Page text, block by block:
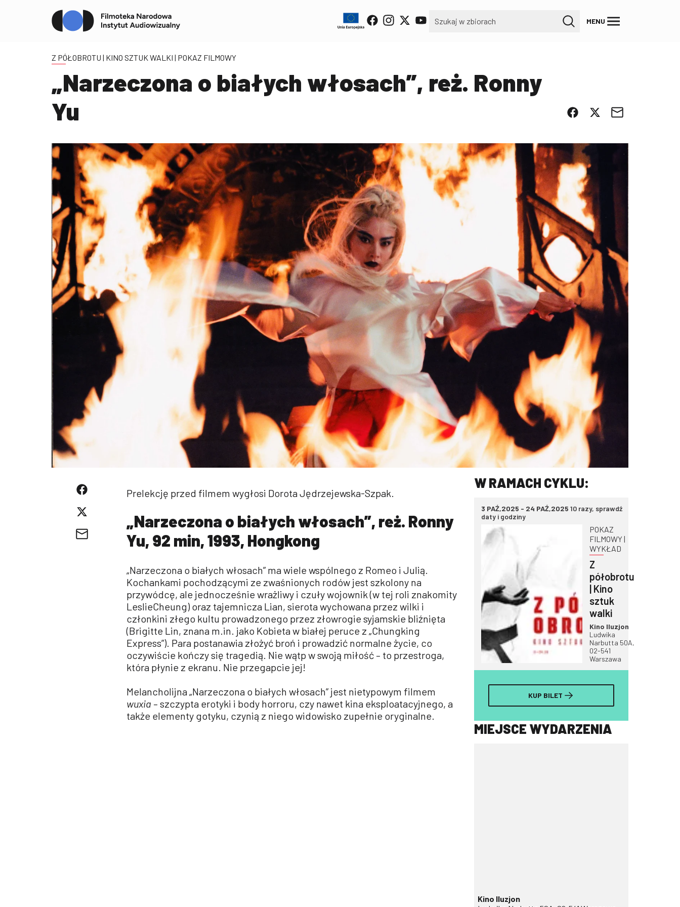
MENU
Z PÓŁOBROTU | KINO SZTUK WALKI | POKAZ FILMOWY
„Narzeczona o białych włosach”, reż. Ronny
Yu
Prelekcję przed filmem wygłosi Dorota Jędrzejewska-Szpak.
„Narzeczona o białych włosach”, reż. Ronny
Yu, 92 min, 1993, Hongkong
„Narzeczona o białych włosach” ma wiele wspólnego z Romeo i Julią.
Kochankami pochodzącymi ze zwaśnionych rodów jest szkolony na
przywódcę, ale jednocześnie wrażliwy i czuły wojownik (w tej roli znakomity
LeslieCheung) oraz tajemnicza Lian, sierota wychowana przez wilki i
członkini złego kultu prowadzonego przez złowrogie syjamskie bliźnięta
(Brigitte Lin, znana m.in. jako Kobieta w białej peruce z „Chungking
Express”). Para postanawia złożyć broń i prowadzić normalne życie, co
oczywiście kończy się tragedią. Nie wątp w swoją miłość – to przestroga,
która płynie z ekranu. Nie przegapcie jej!
Melancholijna „Narzeczona o białych włosach” jest nietypowym filmem
wuxia – szczypta erotyki i body horroru, czy nawet kina eksploatacyjnego, a
także elementy gotyku, czynią z niego widowisko zupełnie oryginalne.
W RAMACH CYKLU:
3 PAŹ,2025 - 24 PAŹ,2025 10 razy, sprawdź
daty i godziny
POKAZ
FILMOWY |
WYKŁAD
Z
półobrotu
| Kino
sztuk
walki
Kino Iluzjon
Ludwika
Narbutta 50A,
02-541
Warszawa
KUP BILET
MIEJSCE WYDARZENIA
Kino Iluzjon